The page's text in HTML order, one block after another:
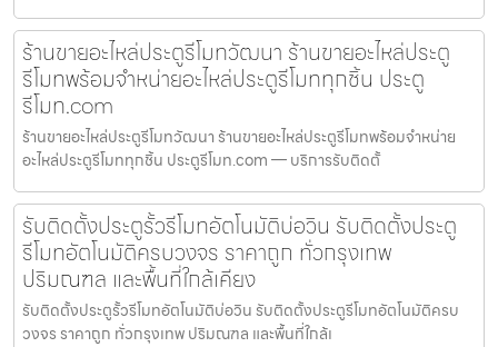
ร้านขายอะไหล่ประตูรีโมทวัฒนา ร้านขายอะไหล่ประตู
รีโมทพร้อมจำหน่ายอะไหล่ประตูรีโมททุกชิ้น ประตู
รีโมท.com
ร้านขายอะไหล่ประตูรีโมทวัฒนา ร้านขายอะไหล่ประตูรีโมทพร้อมจำหน่าย
อะไหล่ประตูรีโมททุกชิ้น ประตูรีโมท.com — บริการรับติดตั้
รับติดตั้งประตูรั้วรีโมทอัตโนมัติบ่อวิน รับติดตั้งประตู
รีโมทอัตโนมัติครบวงจร ราคาถูก ทั่วกรุงเทพ
ปริมณฑล และพื้นที่ใกล้เคียง
รับติดตั้งประตูรั้วรีโมทอัตโนมัติบ่อวิน รับติดตั้งประตูรีโมทอัตโนมัติครบ
วงจร ราคาถูก ทั่วกรุงเทพ ปริมณฑล และพื้นที่ใกล้เ